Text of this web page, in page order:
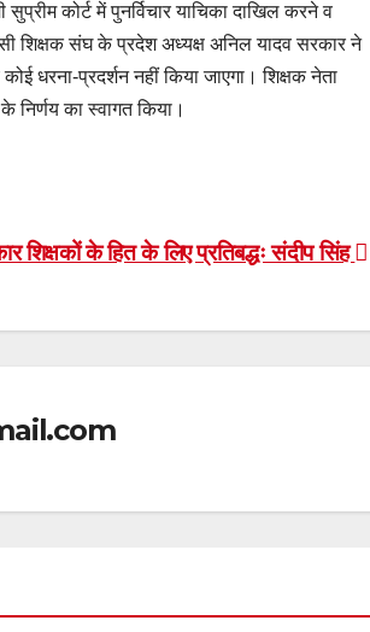
कोर्ट में पुनर्विचार याचिका दाखिल करने व
शिक्षक संघ के प्रदेश अध्यक्ष अनिल यादव सरकार ने
धरना-प्रदर्शन नहीं किया जाएगा। शिक्षक नेता
का स्वागत किया।
शिक्षकों के हित के लिए प्रतिबद्धः संदीप सिंह